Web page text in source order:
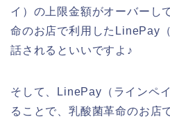
イ）の上限金額がオーバーし
命のお店で利用したLinePay
話されるといいですよ♪
そして、LinePay（ラインペ
ることで、乳酸菌革命のお店